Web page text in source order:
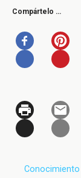
Compártelo …